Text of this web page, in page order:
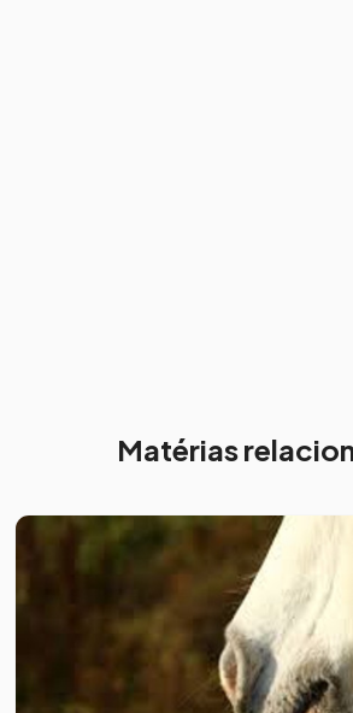
Matérias